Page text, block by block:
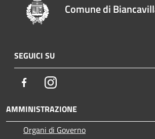
Comune di
SEGUICI SU
FacebookInstagram
AMMINISTRAZIONE
Organi di Governo